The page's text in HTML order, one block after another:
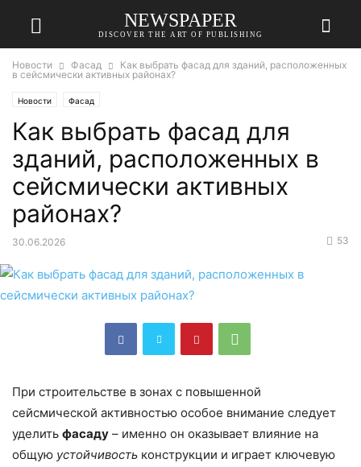
NEWSPAPER
DISCOVER THE ART OF PUBLISHING
Новости Фасад
Как выбрать фасад для зданий, расположенных
в сейсмически активных районах?
Новости Фасад
Как выбрать фасад для
зданий, расположенных в
сейсмически активных
районах?
30.06.2026 53
При строительстве в зонах с повышенной
сейсмической активностью особое внимание следует
уделить фасаду – именно он оказывает влияние на
общую устойчивость конструкции и играет ключевую